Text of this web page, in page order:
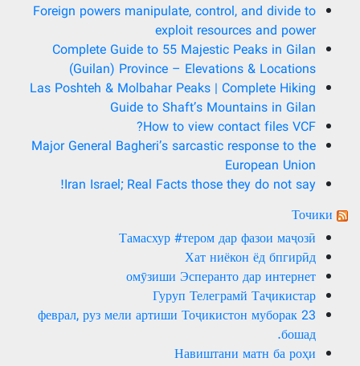
Foreign powers manipulate, control, and divide to
exploit resources and power
Complete Guide to 55 Majestic Peaks in Gilan
(Guilan) Province – Elevations & Locations
Las Poshteh & Molbahar Peaks | Complete Hiking
Guide to Shaft’s Mountains in Gilan
How to view contact files VCF?
Major General Bagheri’s sarcastic response to the
European Union
Iran Israel; Real Facts those they do not say!
Точики
Тамасхур #тером дар фазои маҷозӣ
Хат ниёкон ёд бпгирӣд
омӯзиши Эсперанто дар интернет
Гуруп Телеграмй Таҷикистар
23 феврал, руз мели артиши Тоҷикистон муборак
бошад.
Навиштани матн ба роҳи